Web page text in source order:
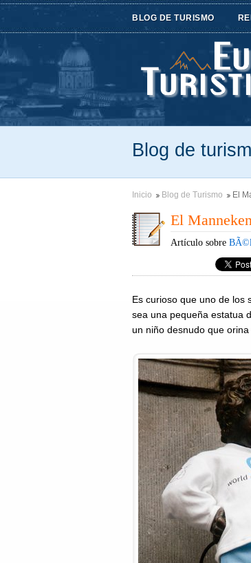
BLOG DE TURISMO
Blog de
Inicio Blog de Turismo El
El
Artículo sobre
Es curioso que uno de los
sea una pequeña estatua
un niño desnudo que